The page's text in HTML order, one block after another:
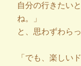
自分の行きたい
ね。」
と、思わずわら
「でも、楽しい